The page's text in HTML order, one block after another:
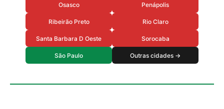
Osasco Penápolis
Ribeirão Preto Rio Claro
Santa Barbara D Oeste Sorocaba
São Paulo Outras cidades →